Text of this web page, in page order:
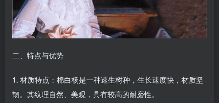
二、特点与优势
1. 材质特点：棉白杨是一种速生树种，生长速度快，材质坚
韧。其纹理自然、美观，具有较高的耐磨性。